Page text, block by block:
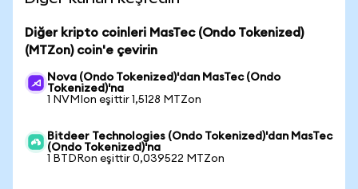
Diğer kripto coinleri MasTec (Ondo Tokenized)
(MTZon) coin'e çevirin
Nova (Ondo Tokenized)'dan MasTec (Ondo
Tokenized)'na
1 NVMIon eşittir 1,5128 MTZon
Bitdeer Technologies (Ondo Tokenized)'dan MasTec
(Ondo Tokenized)'na
1 BTDRon eşittir 0,039522 MTZon